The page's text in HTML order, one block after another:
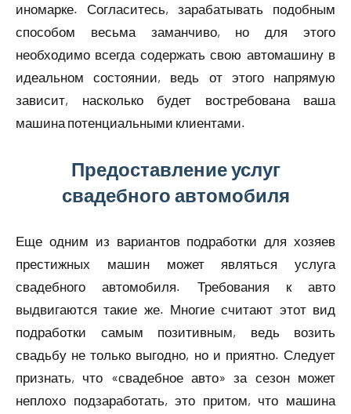
иномарке. Согласитесь, зарабатывать подобным
способом весьма заманчиво, но для этого
необходимо всегда содержать свою автомашину в
идеальном состоянии, ведь от этого напрямую
зависит, насколько будет востребована ваша
машина потенциальными клиентами.
Предоставление услуг
свадебного автомобиля
Еще одним из вариантов подработки для хозяев
престижных машин может являться услуга
свадебного автомобиля. Требования к авто
выдвигаются такие же. Многие считают этот вид
подработки самым позитивным, ведь возить
свадьбу не только выгодно, но и приятно. Следует
признать, что «свадебное авто» за сезон может
неплохо подзаработать, это притом, что машина